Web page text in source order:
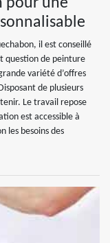
pour une
il est conseillé
question de peinture
variété d’offres
de plusieurs
Le travail repose
est accessible à
les besoins des